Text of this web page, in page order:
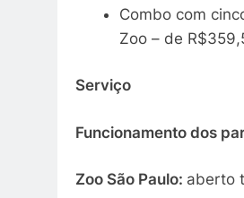
Combo com
Zoo – de
Serviço
Funcionamento dos
Zoo São Paulo: aberto